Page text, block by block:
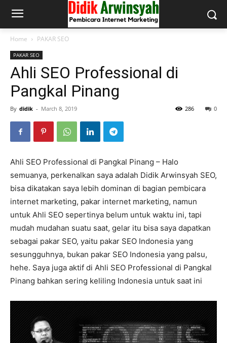
Home PAKAR SEO
PAKAR SEO
Ahli SEO Professional di
Pangkal Pinang
By didik - March 8, 2019 0
286
Ahli SEO Professional di Pangkal Pinang – Halo
semuanya, perkenalkan saya adalah Didik Arwinsyah SEO,
bisa dikatakan saya lebih dominan di bagian pembicara
internet marketing, pakar internet marketing, namun
untuk Ahli SEO sepertinya belum untuk waktu ini, tapi
mudah mudahan suatu saat, gelar itu bisa saya dapatkan
sebagai pakar SEO, yaitu pakar SEO Indonesia yang
sesungguhnya, bukan pakar SEO Indonesia yang palsu,
hehe. Saya juga aktif di Ahli SEO Professional di Pangkal
Pinang bahkan sering keliling Indonesia untuk saat ini